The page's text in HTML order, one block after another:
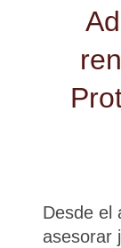
Desde el
asesorar